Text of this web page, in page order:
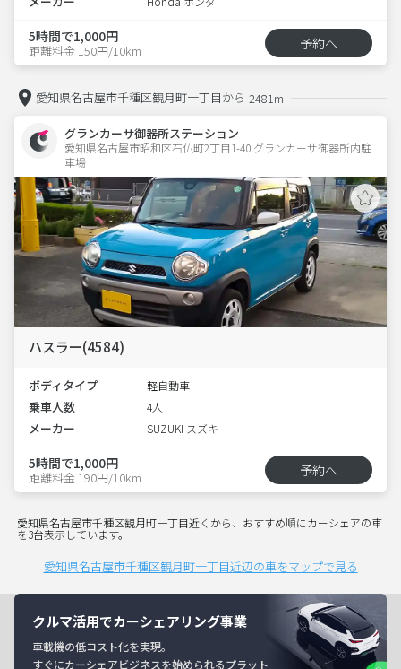
5時間で1,000円
距離料金 150円/10km 予約へ
愛知県名古屋市千種区観月町一丁目から 2481m
グランカーサ御器所ステーション
愛知県名古屋市昭和区石仏町2丁目1-40 グランカーサ御器所内駐
車場
ハスラー(4584)
ボディタイプ 軽自動車
乗車人数 4人
メーカー SUZUKI スズキ
5時間で1,000円
距離料金 190円/10km 予約へ
愛知県名古屋市千種区観月町一丁目近くから、おすすめ順にカーシェアの車
を3台表示しています。
愛知県名古屋市千種区観月町一丁目近辺の車をマップで見る
クルマ活用でカーシェアリング事業
車載機の低コスト化を実現。
すぐにカーシェアビジネスを始められるプラット